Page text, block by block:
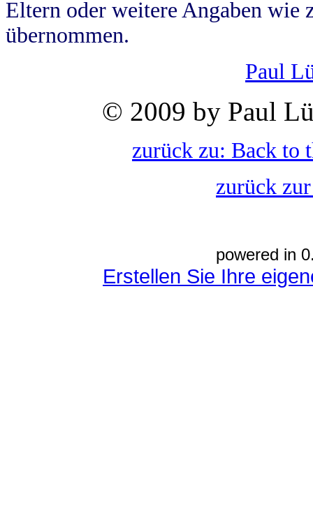
Eltern oder weitere Angaben wie
übernommen.
Paul
© 2009 by Paul
zurück zu: Back to
zurück
powered in
Erstellen Sie Ihre